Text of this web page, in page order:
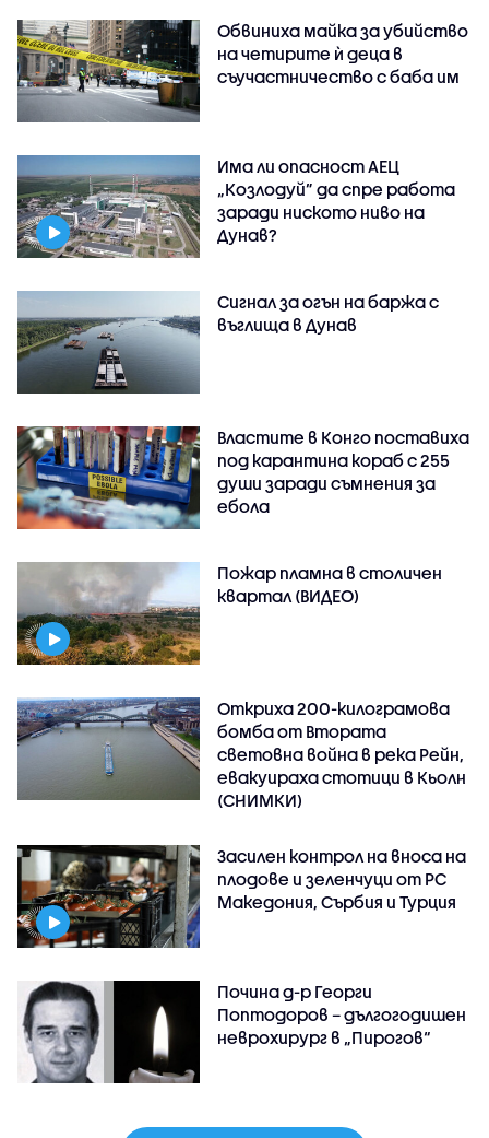
Обвиниха майка за убийство
на четирите ѝ деца в
съучастничество с баба им
Има ли опасност АЕЦ
„Козлодуй” да спре работа
заради ниското ниво на
Дунав?
Сигнал за огън на баржа с
въглища в Дунав
Властите в Конго поставиха
под карантина кораб с 255
души заради съмнения за
ебола
Пожар пламна в столичен
квартал (ВИДЕО)
Откриха 200-килограмова
бомба от Втората
световна война в река Рейн,
евакуираха стотици в Кьолн
(СНИМКИ)
Засилен контрол на вноса на
плодове и зеленчуци от РС
Македония, Сърбия и Турция
Почина д-р Георги
Поптодоров – дългогодишен
неврохирург в „Пирогов“